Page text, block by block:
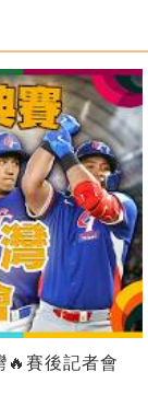
賽後記者會